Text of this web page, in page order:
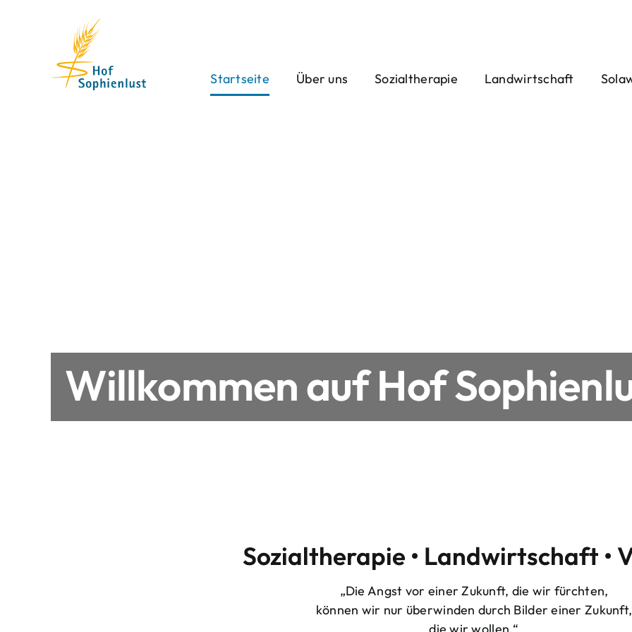
Startseite
Über uns Sozialtherapie Landwirtschaft
Willkommen auf Hof
Sozialtherapie • Landwirtschaft •
„Die Angst vor einer Zukunft, die wir fürchten,
können wir nur überwinden durch Bilder einer Zukunft,